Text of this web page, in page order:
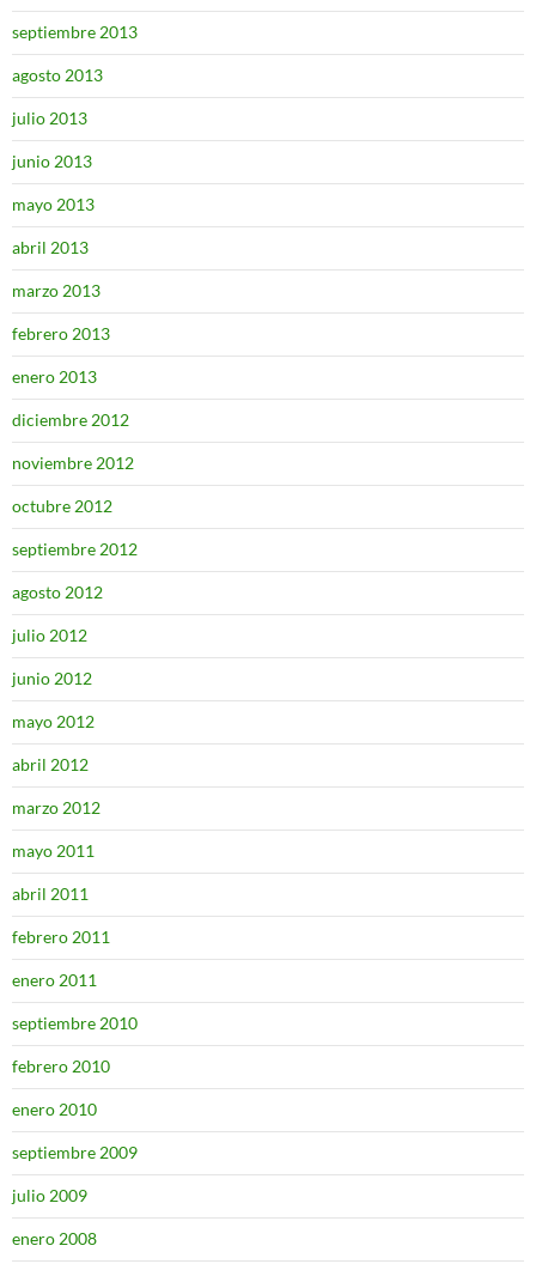
septiembre 2013
agosto 2013
julio 2013
junio 2013
mayo 2013
abril 2013
marzo 2013
febrero 2013
enero 2013
diciembre 2012
noviembre 2012
octubre 2012
septiembre 2012
agosto 2012
julio 2012
junio 2012
mayo 2012
abril 2012
marzo 2012
mayo 2011
abril 2011
febrero 2011
enero 2011
septiembre 2010
febrero 2010
enero 2010
septiembre 2009
julio 2009
enero 2008